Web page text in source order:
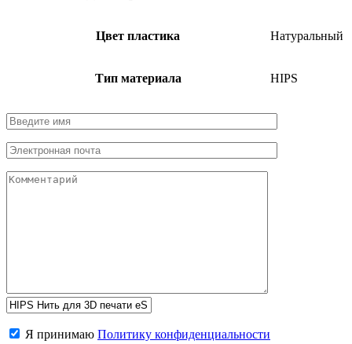
Цвет пластика Натуральный
Тип материала HIPS
Я принимаю Политику конфиденциальности